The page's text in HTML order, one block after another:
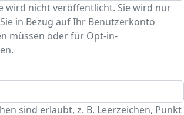
wird nicht veröffentlicht. Sie wird nur
in Bezug auf Ihr Benutzerkonto
müssen oder für Opt-in-
sind erlaubt, z. B. Leerzeichen, Punkt